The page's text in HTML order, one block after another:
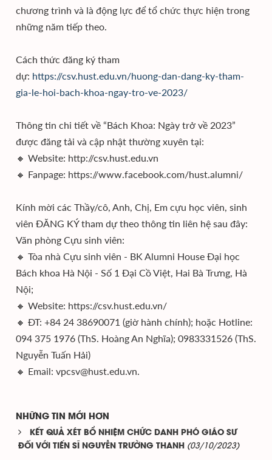
chương trình và là động lực để tổ chức thực hiện trong
những năm tiếp theo.
Cách thức đăng ký tham
dự: https://csv.hust.edu.vn/huong-dan-dang-ky-tham-
gia-le-hoi-bach-khoa-ngay-tro-ve-2023/
Thông tin chi tiết về “Bách Khoa: Ngày trở về 2023”
được đăng tải và cập nhật thường xuyên tại:
🔸 Website: http://csv.hust.edu.vn
🔸 Fanpage: https://www.facebook.com/hust.alumni/
Kính mời các Thầy/cô, Anh, Chị, Em cựu học viên, sinh
viên ĐĂNG KÝ tham dự theo thông tin liên hệ sau đây:
Văn phòng Cựu sinh viên:
🔸 Tòa nhà Cựu sinh viên - BK Alumni House Đại học
Bách khoa Hà Nội - Số 1 Đại Cồ Việt, Hai Bà Trưng, Hà
Nội;
🔸 Website: https://csv.hust.edu.vn/
🔸 ĐT: +84 24 38690071 (giờ hành chính); hoặc Hotline:
094 375 1976 (ThS. Hoàng An Nghĩa); 0983331526 (ThS.
Nguyễn Tuấn Hải)
🔸 Email: vpcsv@hust.edu.vn.
NHỮNG TIN MỚI HƠN
KẾT QUẢ XÉT BỔ NHIỆM CHỨC DANH PHÓ GIÁO SƯ
ĐỐI VỚI TIẾN SĨ NGUYỄN TRƯỜNG THANH
(03/10/2023)